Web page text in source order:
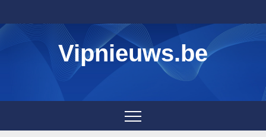
to
content
Vipnieuws.be